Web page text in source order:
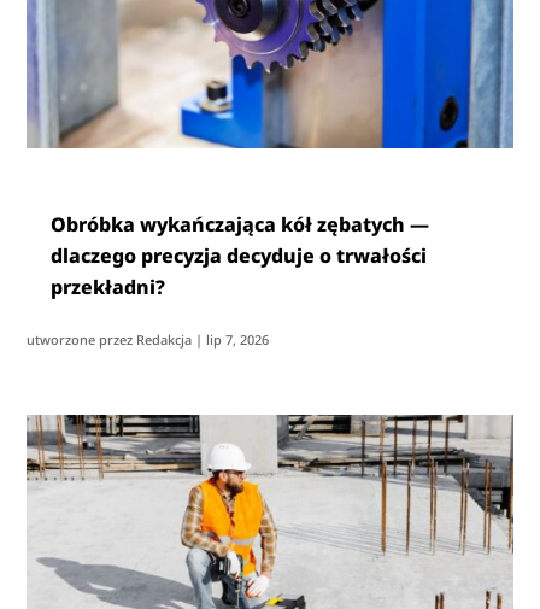
Obróbka wykańczająca kół zębatych —
dlaczego precyzja decyduje o trwałości
przekładni?
utworzone przez Redakcja | lip 7, 2026